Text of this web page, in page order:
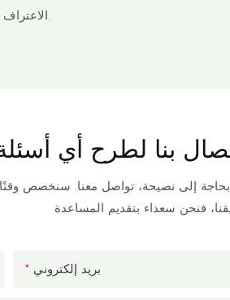
بحاجة إلى نصيحة، تواصل معنا. سنخصص
بريد إلكتروني